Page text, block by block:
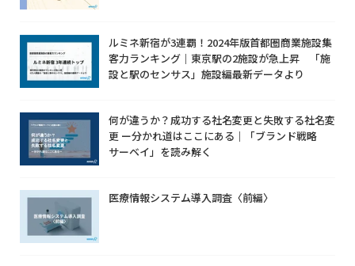
ルミネ新宿が3連覇！2024年版首都圏商業施設集
客力ランキング｜東京駅の2施設が急上昇 「施
設と駅のセンサス」施設編最新データより
何が違うか？成功する社名変更と失敗する社名変
更 ー分かれ道はここにある｜「ブランド戦略
サーベイ」を読み解く
医療情報システム導入調査〈前編〉